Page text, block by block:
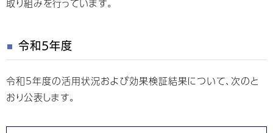
令和5年度
令和5年度の活用状況および効果検証結果について、次のと
おり公表します。